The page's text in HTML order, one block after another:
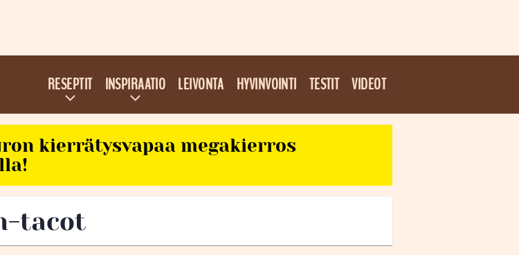
RESEPTIT INSPIRAATIO LEIVONTA HYVINVOINTI TESTIT VIDEOT
kierrätysvapaa megakierros
tacot